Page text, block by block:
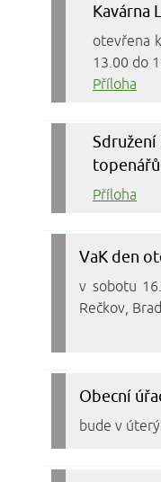
Kavárna
otevřena
13.00 do
Příloha
Sdružení
topenářů
Příloha
VaK den
v sobotu
Rečkov,
Obecní
bude v